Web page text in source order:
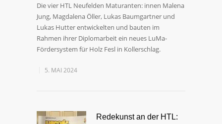
Die vier HTL Neufelden Maturanten: innen Malena
Jung, Magdalena Öller, Lukas Baumgartner und
Lukas Hutter entwickelten und bauten im
Rahmen ihrer Diplomarbeit ein neues LuMa-
Fördersystem für Holz Fesl in Kollerschlag.
5. MAI 2024
Redekunst an der HTL: